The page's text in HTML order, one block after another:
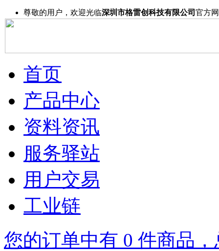
尊敬的用户，欢迎光临深圳市格雷创科技有限公司 官方
首页
产品中心
资料资讯
服务驿站
用户交易
工业链
您的订单中有 0 件商品